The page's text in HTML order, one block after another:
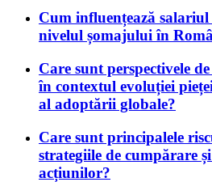
Cum influențează
nivelul șomajului în
Care sunt perspectivele
în contextul evoluției
al adoptării globale?
Care sunt principalele
strategiile de cumpărare
acțiunilor?